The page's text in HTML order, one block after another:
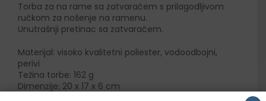
Torba za na rame sa zatvaračem s prilagodljivom
ručkom za nošenje na ramenu.
Unutrašnji pretinac sa zatvaračem.
Materijal: visoko kvalitetni poliester, vodoodbojni,
perivi
Težina torbe: 162 g
Dimenzije: 20 x 17 x 6 cm